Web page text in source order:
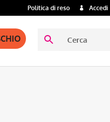
Politica di reso Accedi